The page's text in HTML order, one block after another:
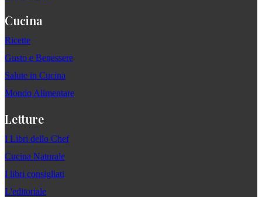
Cucina
Ricette
Gusto e Benessere
Salute in Cucina
Mondo Alimentare
Letture
I Libri dello Chef
Cucina Naturale
I libri consigliati
L'editoriale